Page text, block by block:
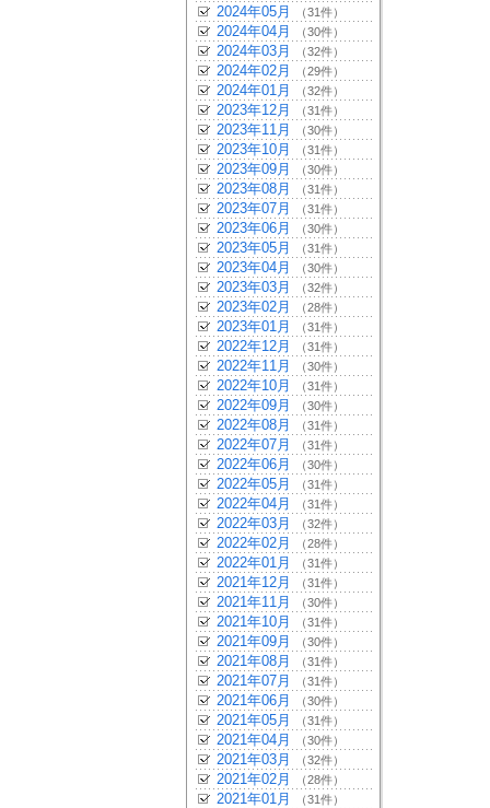
2024年05月 （31件）
2024年04月 （30件）
2024年03月 （32件）
2024年02月 （29件）
2024年01月 （32件）
2023年12月 （31件）
2023年11月 （30件）
2023年10月 （31件）
2023年09月 （30件）
2023年08月 （31件）
2023年07月 （31件）
2023年06月 （30件）
2023年05月 （31件）
2023年04月 （30件）
2023年03月 （32件）
2023年02月 （28件）
2023年01月 （31件）
2022年12月 （31件）
2022年11月 （30件）
2022年10月 （31件）
2022年09月 （30件）
2022年08月 （31件）
2022年07月 （31件）
2022年06月 （30件）
2022年05月 （31件）
2022年04月 （31件）
2022年03月 （32件）
2022年02月 （28件）
2022年01月 （31件）
2021年12月 （31件）
2021年11月 （30件）
2021年10月 （31件）
2021年09月 （30件）
2021年08月 （31件）
2021年07月 （31件）
2021年06月 （30件）
2021年05月 （31件）
2021年04月 （30件）
2021年03月 （32件）
2021年02月 （28件）
2021年01月 （31件）